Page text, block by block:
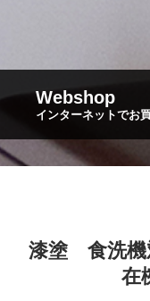
Webshop
インターネットでお
漆塗 食洗
在